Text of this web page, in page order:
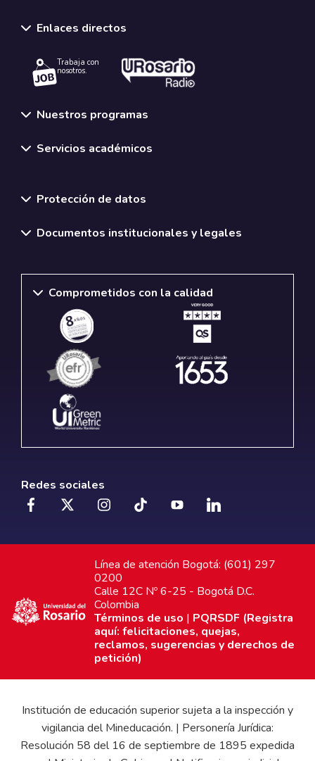
Enlaces directos
Trabaja con
nosotros.
Nuestros programas
Servicios académicos
Protección de datos
Documentos institucionales y legales
Comprometidos con la calidad
Redes sociales
Línea de atención Bogotá: (601) 297
0200
Calle 12C Nº 6-25 - Bogotá D.C.
Colombia
Términos de uso | PQRSDF (Registra
aquí: felicitaciones, quejas,
reclamos, sugerencias y derechos de
petición)
Institución de educación superior sujeta a la inspección y
vigilancia del Mineducación. | Personería Jurídica:
Resolución 58 del 16 de septiembre de 1895 expedida